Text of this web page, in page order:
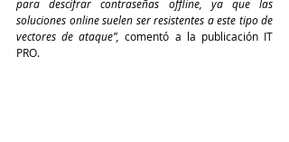
para descifrar contraseñas offline, ya que las
soluciones online suelen ser resistentes a este tipo de
vectores de ataque”, comentó a la publicación IT
PRO.